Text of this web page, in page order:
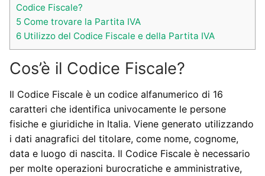
Codice Fiscale?
5 Come trovare la Partita IVA
6 Utilizzo del Codice Fiscale e della Partita IVA
Cos’è il Codice Fiscale?
Il Codice Fiscale è un codice alfanumerico di 16
caratteri che identifica univocamente le persone
fisiche e giuridiche in Italia. Viene generato utilizzando
i dati anagrafici del titolare, come nome, cognome,
data e luogo di nascita. Il Codice Fiscale è necessario
per molte operazioni burocratiche e amministrative,